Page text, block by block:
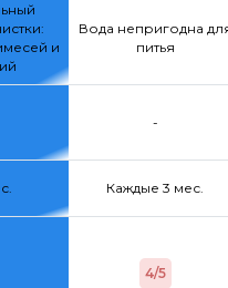
и
Вода непригодна
питья
-
Каждые 3 мес.
4/5